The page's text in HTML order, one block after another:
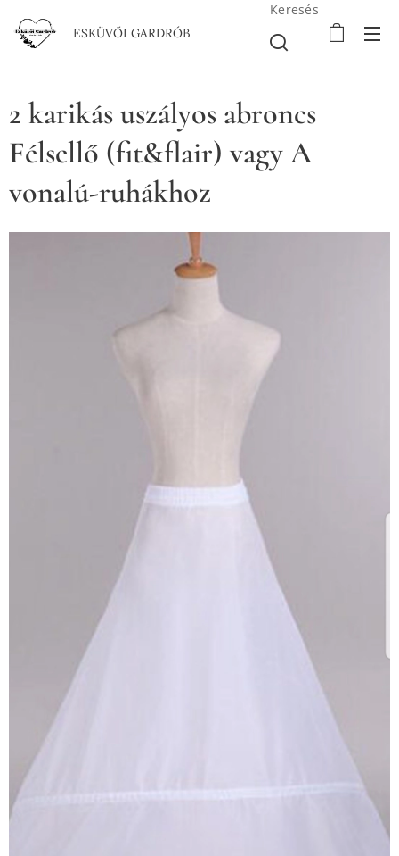
ESKÜVŐI GARDRÓB
Keresés
2 karikás uszályos abroncs
Félsellő (fit&flair) vagy A
vonalú-ruhákhoz